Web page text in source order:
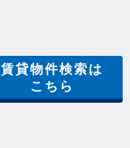
賃貸物件検索は
こちら